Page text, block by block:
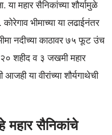
या महार सैनिकांच्या शौर्यामुळे
भीमाच्या या लढाईनंतर
नदीच्या काठावर ७५ फूट उंच
शहीद व ३ जखमी महार
या वीरांच्या शौर्यगाथेची
महार सैनिकांचे